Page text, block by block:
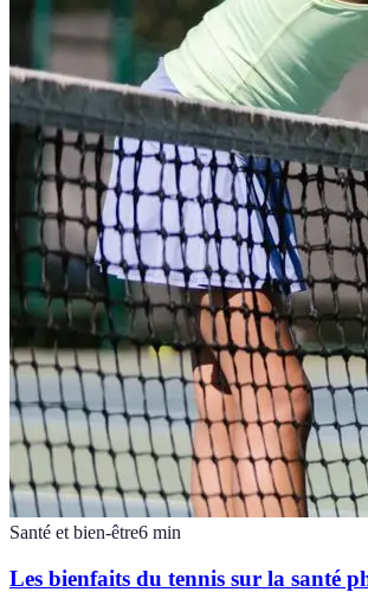
Santé et bien-être6 min
Les bienfaits du tennis sur la santé